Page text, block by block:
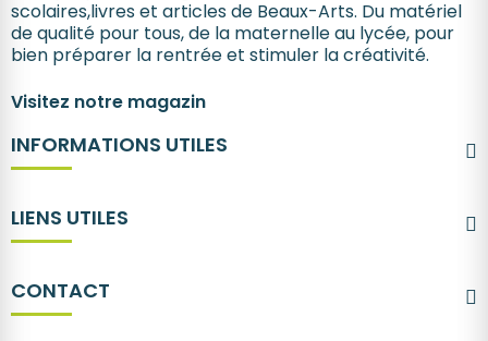
scolaires,livres et articles de Beaux-Arts. Du matériel
de qualité pour tous, de la maternelle au lycée, pour
bien préparer la rentrée et stimuler la créativité.
Visitez notre magazin
INFORMATIONS UTILES
LIENS UTILES
CONTACT